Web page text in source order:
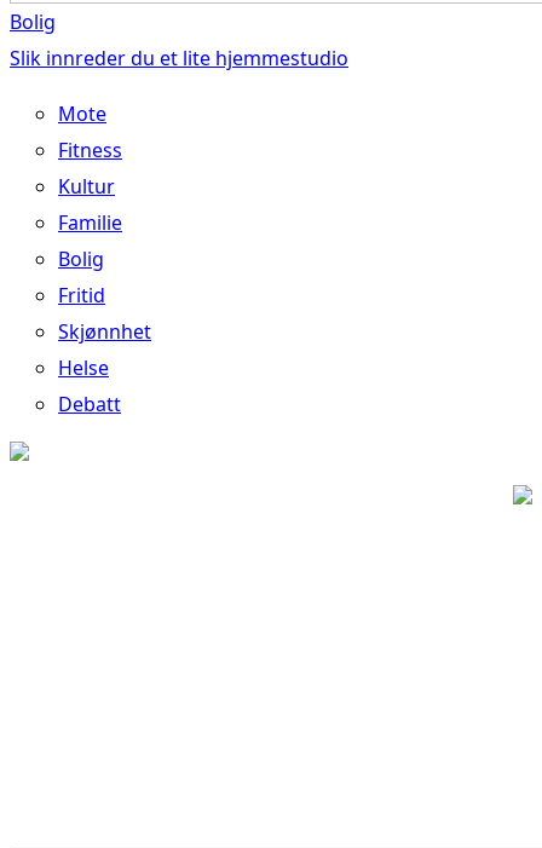
Bolig
Slik innreder du et lite hjemmestudio
Mote
Fitness
Kultur
Familie
Bolig
Fritid
Skjønnhet
Helse
Debatt